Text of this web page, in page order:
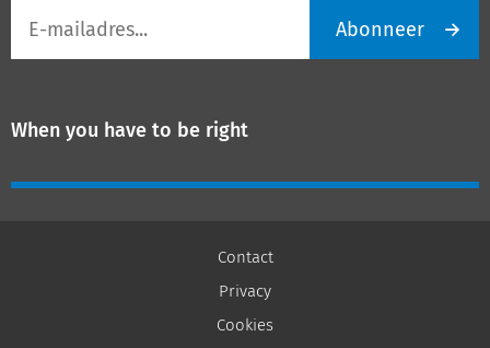
mailadres
Abonneer
When you have to be right
Contact
Privacy
Cookies